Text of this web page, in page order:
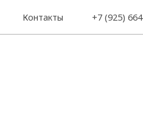
+7 (925) 664-91-97